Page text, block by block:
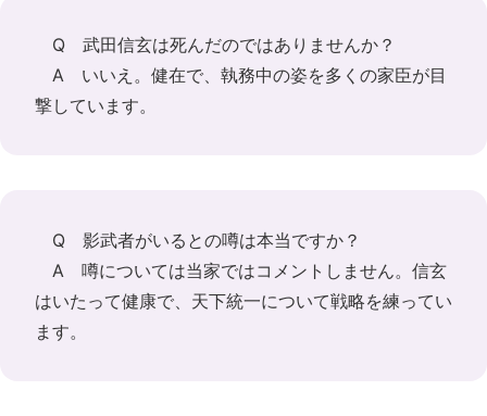
Q 武田信玄は死んだのではありませんか？
A いいえ。健在で、執務中の姿を多くの家臣が目
撃しています。
Q 影武者がいるとの噂は本当ですか？
A 噂については当家ではコメントしません。信玄
はいたって健康で、天下統一について戦略を練ってい
ます。